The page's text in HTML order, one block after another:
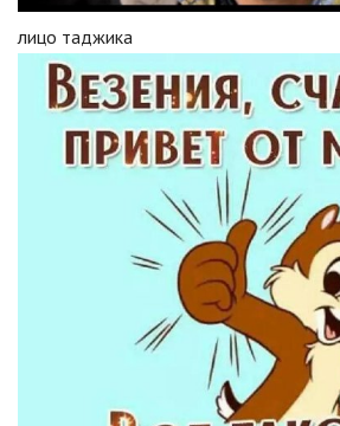
лицо таджика